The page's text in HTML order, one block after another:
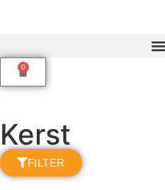
0
Kerst
FILTER